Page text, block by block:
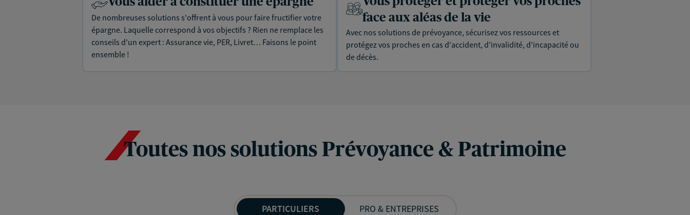
De nombreuses solutions s'offrent à vous pour faire fructifier votre
épargne. Laquelle correspond à vos objectifs ? Rien ne remplace les
conseils d'un expert : Assurance vie, PER, Livret… Faisons le point
ensemble !
face aux aléas de la vie
Avec nos solutions de prévoyance, sécurisez vos ressources et
protégez vos proches en cas d'accident, d'invalidité, d'incapacité ou
de décès.
Toutes nos solutions Prévoyance & Patrimoine
PARTICULIERS PRO & ENTREPRISES